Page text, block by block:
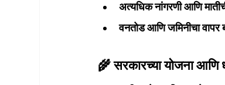
अत्यधिक नांगरणी आणि
वनतोड आणि जमिनीचा वापर
🌾 सरकारच्या योजना आणि